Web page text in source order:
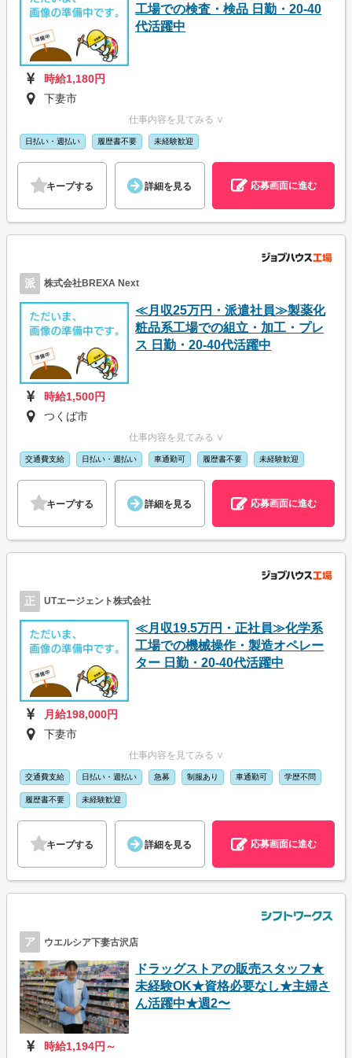
工場での検査・検品 日勤・20-40
代活躍中
時給1,180円
下妻市
仕事内容を見てみる ∨
日払い・週払い 履歴書不要 未経験歓迎
キープする 詳細を見る 応募画面に進む
派 株式会社BREXA Next
≪月収25万円・派遣社員≫製薬化
粧品系工場での組立・加工・プレ
ス 日勤・20-40代活躍中
時給1,500円
つくば市
仕事内容を見てみる ∨
交通費支給 日払い・週払い 車通勤可 履歴書不要 未経験歓迎
キープする 詳細を見る 応募画面に進む
正 UTエージェント株式会社
≪月収19.5万円・正社員≫化学系
工場での機械操作・製造オペレー
ター 日勤・20-40代活躍中
月給198,000円
下妻市
仕事内容を見てみる ∨
交通費支給 日払い・週払い 急募 制服あり 車通勤可 学歴不問
履歴書不要 未経験歓迎
キープする 詳細を見る 応募画面に進む
ア ウエルシア下妻古沢店
ドラッグストアの販売スタッフ★
未経験OK★資格必要なし★主婦さ
ん活躍中★週2〜
時給1,194円～